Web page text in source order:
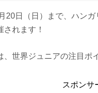
20日（日）まで、ハン
されます！
、世界ジュニアの注目ポ
スポンサ